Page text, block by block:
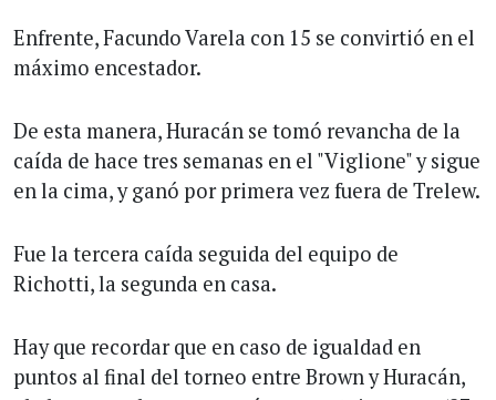
Enfrente, Facundo Varela con 15 se convirtió en el
máximo encestador.
De esta manera, Huracán se tomó revancha de la
caída de hace tres semanas en el "Viglione" y sigue
en la cima, y ganó por primera vez fuera de Trelew.
Fue la tercera caída seguida del equipo de
Richotti, la segunda en casa.
Hay que recordar que en caso de igualdad en
puntos al final del torneo entre Brown y Huracán,